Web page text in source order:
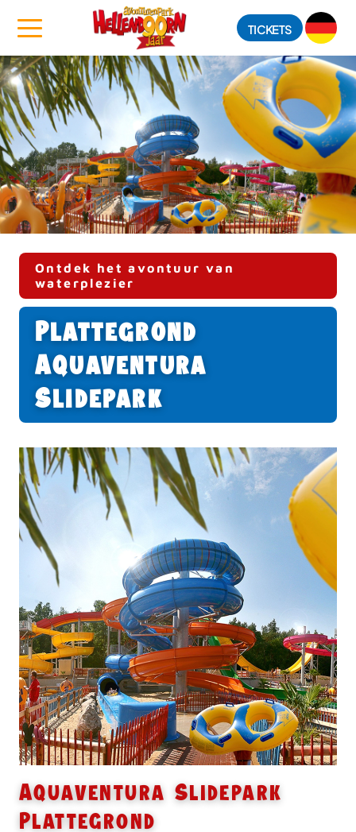
TICKETS
Ontdek het avontuur van
waterplezier
Plattegrond
Aquaventura
Slidepark
Aquaventura Slidepark
Plattegrond